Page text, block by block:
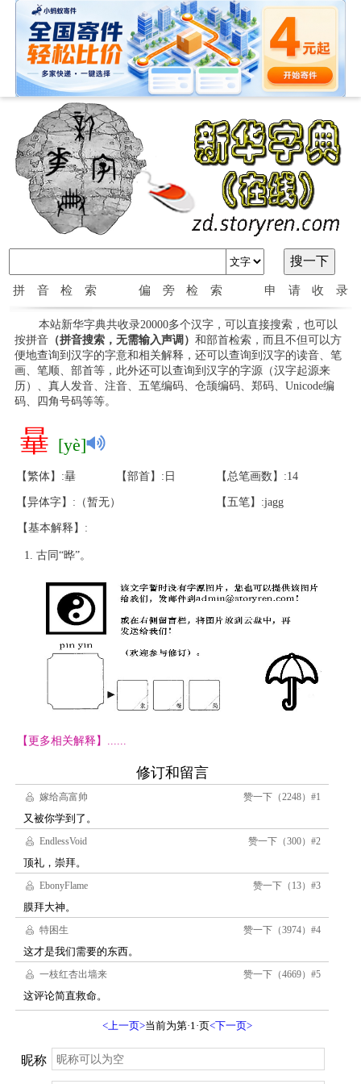
拼音检索 偏旁检索 申请收录
本站新华字典共收录20000多个汉字，可以直接搜索，也可以
按拼音（拼音搜索，无需输入声调） 和部首检索，而且不但可以方
便地查询到汉字的字意和相关解释，还可以查询到汉字的读音、笔
画、笔顺、部首等，此外还可以查询到汉字的字源（汉字起源来
历）、真人发音、注音、五笔编码、仓颉编码、郑码、Unicode编
码、四角号码等等。
曅 [yè]
【繁体】:曅 【部首】:日 【总笔画数】:14
【异体字】:（暂无） 【五笔】:jagg
【基本解释】:
古同“晔”。
【更多相关解释】......